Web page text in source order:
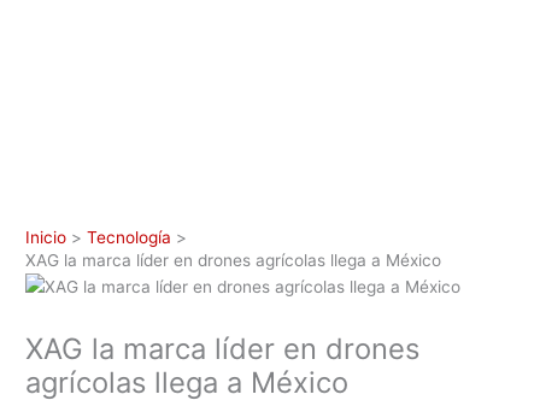
Inicio
Tecnología
XAG la marca líder en drones agrícolas llega a México
XAG la marca líder en drones
agrícolas llega a México